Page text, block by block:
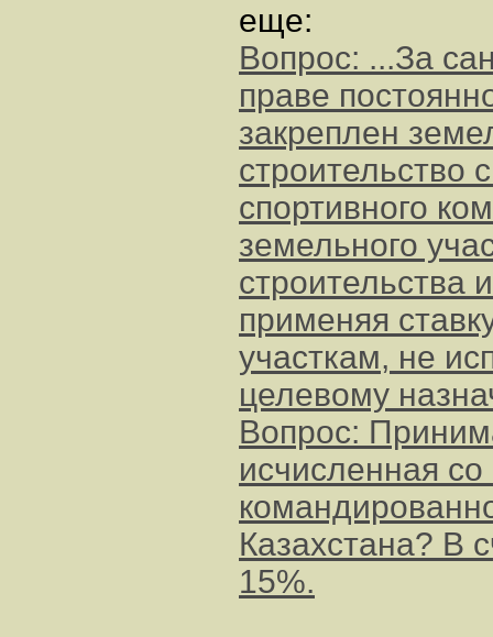
еще:
Вопрос: ...За
праве
закреплен
строительство
спортивного
земельного
строительства
применяя
участкам, не
целевому
Вопрос:
исчисленная
Казахстана? В
15%.